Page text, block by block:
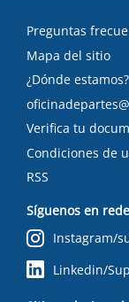
Preguntas
Mapa del sitio
¿Dónde estamos?
Verifica tu
Condiciones de
RSS
Síguenos en
Instagram/
Linkedin/